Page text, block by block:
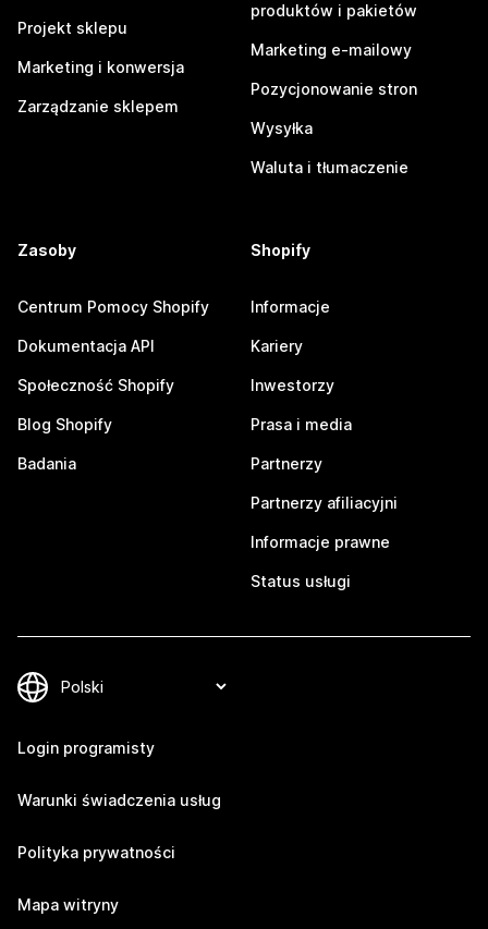
Projekt sklepu
Marketing i konwersja
Zarządzanie sklepem
produktów i pakietów
Marketing e-mailowy
Pozycjonowanie stron
Wysyłka
Waluta i tłumaczenie
Zasoby
Centrum Pomocy Shopify
Dokumentacja API
Społeczność Shopify
Blog Shopify
Badania
Shopify
Informacje
Kariery
Inwestorzy
Prasa i media
Partnerzy
Partnerzy afiliacyjni
Informacje prawne
Status usługi
Login programisty
Warunki świadczenia usług
Polityka prywatności
Mapa witryny